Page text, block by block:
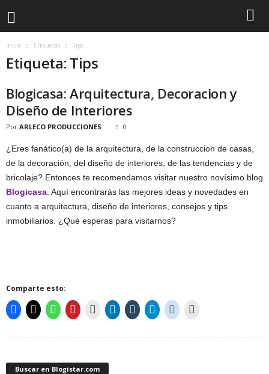
Inicio Etiquetas Tips
Etiqueta: Tips
Blogicasa: Arquitectura, Decoracion y
Diseño de Interiores
Por ARLECO PRODUCCIONES 0
¿Eres fanático(a) de la arquitectura, de la construccion de casas,
de la decoración, del diseño de interiores, de las tendencias y de
bricolaje? Entonces te recomendamos visitar nuestro novísimo blog
Blogicasa . Aquí encontrarás las mejores ideas y novedades en
cuanto a arquitectura, diseño de interiores, consejos y tips
inmobiliarios. ¿Qué esperas para visitarnos?
Comparte esto:
Buscar en Blogistar.com